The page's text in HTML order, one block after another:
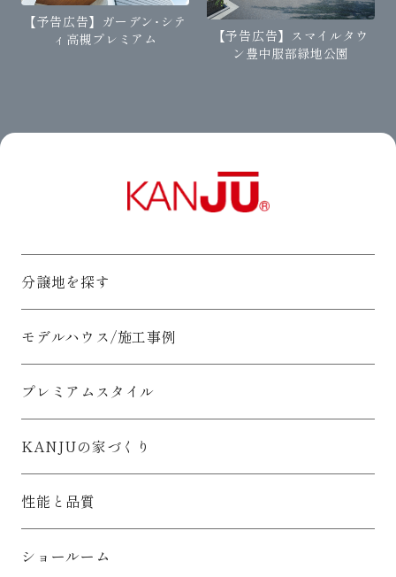
【予告広告】ガーデン･シテ
ィ高槻プレミアム
【予告広告】スマイルタウ
ン豊中服部緑地公園
分譲地を探す
モデルハウス/施工事例
プレミアムスタイル
KANJUの家づくり
性能と品質
ショールーム